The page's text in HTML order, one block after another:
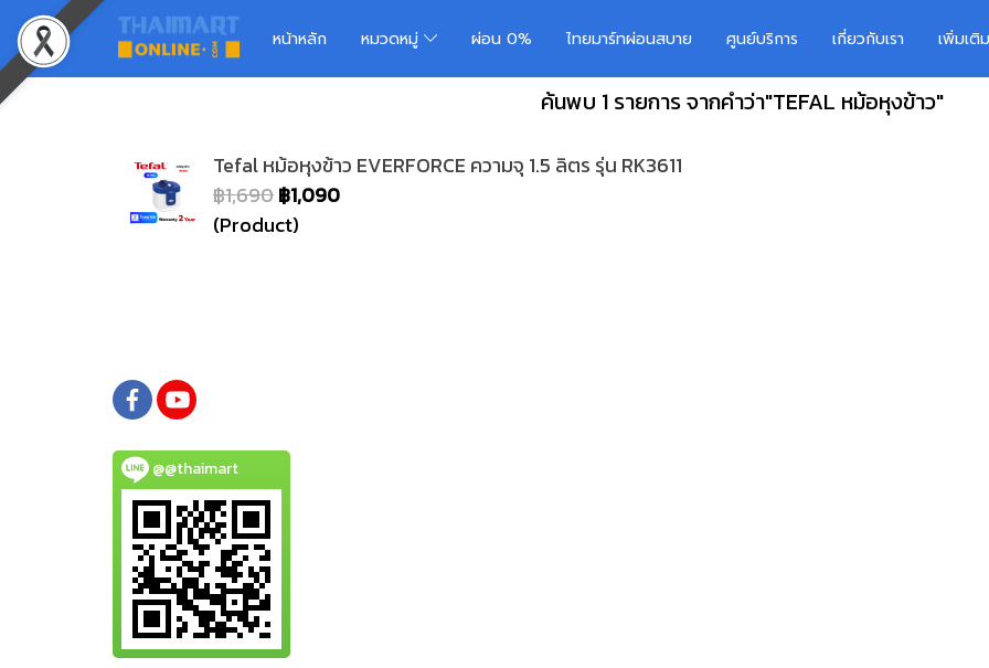
หน้าหลัก หมวดหมู่ ผ่อน 0% ไทยมาร์ทผ่อนสบาย ศูนย์บริการ เกี่ยวกับเรา เพิ่มเ
ค้นพบ 1 รายการ จากคำว่า"TEFAL หม้อหุงข้าว"
Tefal หม้อหุงข้าว EVERFORCE ความจุ 1.5 ลิตร รุ่น RK3611
฿1,690฿1,090
(Product)
@@thaimart